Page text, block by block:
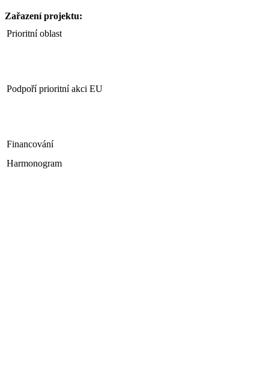
Zařazení projektu:
Prioritní oblast
Podpoří prioritní akci EU
Financování
Harmonogram